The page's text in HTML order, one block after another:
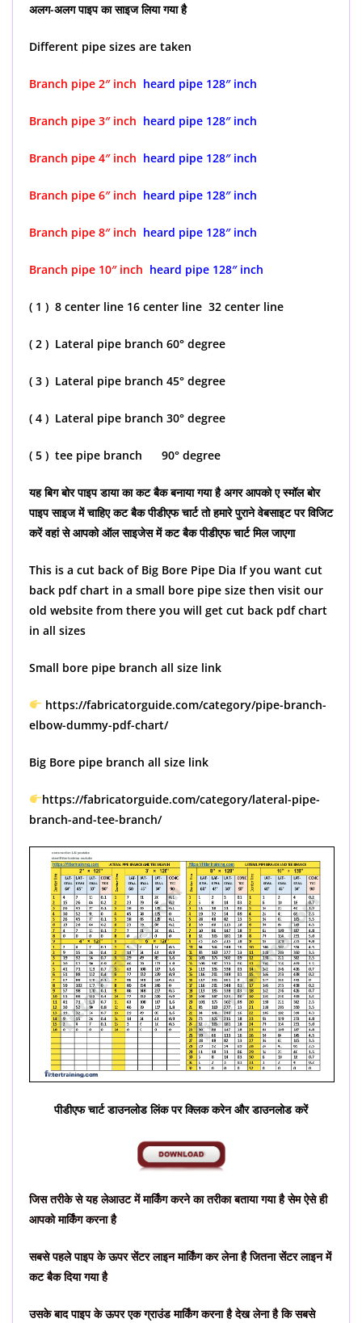
अलग-अलग पाइप का साइज लिया गया है
Different pipe sizes are taken
Branch pipe 2″ inch heard pipe 128″ inch
Branch pipe 3″ inch heard pipe 128″ inch
Branch pipe 4″ inch heard pipe 128″ inch
Branch pipe 6″ inch heard pipe 128″ inch
Branch pipe 8″ inch heard pipe 128″ inch
Branch pipe 10″ inch heard pipe 128″ inch
( 1 ) 8 center line 16 center line 32 center line
( 2 ) Lateral pipe branch 60° degree
( 3 ) Lateral pipe branch 45° degree
( 4 ) Lateral pipe branch 30° degree
( 5 ) tee pipe branch 90° degree
यह बिग बोर पाइप डाया का कट बैक बनाया गया है अगर आपको ए स्मॉल बोर
पाइप साइज में चाहिए कट बैक पीडीएफ चार्ट तो हमारे पुराने वेबसाइट पर विजिट
करें वहां से आपको ऑल साइजेस में कट बैक पीडीएफ चार्ट मिल जाएगा
This is a cut back of Big Bore Pipe Dia If you want cut
back pdf chart in a small bore pipe size then visit our
old website from there you will get cut back pdf chart
in all sizes
Small bore pipe branch all size link
https://fabricatorguide.com/category/pipe-branch-
elbow-dummy-pdf-chart/
Big Bore pipe branch all size link
https://fabricatorguide.com/category/lateral-pipe-
branch-and-tee-branch/
पीडीएफ चार्ट डाउनलोड लिंक पर क्लिक करेन और डाउनलोड करें
जिस तरीके से यह लेआउट में मार्किंग करने का तरीका बताया गया है सेम ऐसे ही
आपको मार्किंग करना है
सबसे पहले पाइप के ऊपर सेंटर लाइन मार्किंग कर लेना है जितना सेंटर लाइन में
कट बैक दिया गया है
उसके बाद पाइप के ऊपर एक ग्राउंड मार्किंग करना है देख लेना है कि सबसे